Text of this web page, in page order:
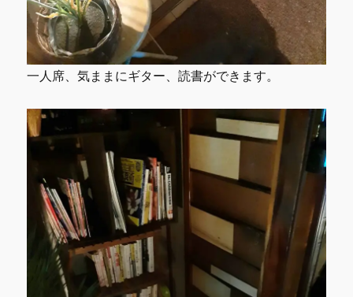
一人席、気ままにギター、読書ができます。